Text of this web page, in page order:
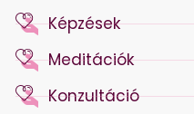
Képzések
Meditációk
Konzultáció